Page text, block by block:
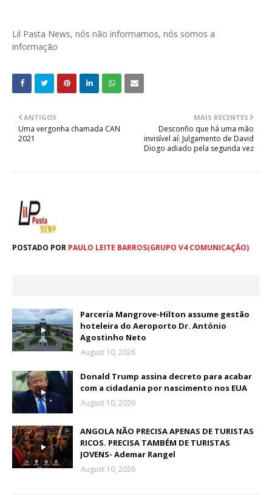
Lil Pasta News, nós não informamos, nós somos a
informação
MAIS RECENTES
Desconfio que há uma mão
invisível aí: Julgamento de David
Diogo adiado pela segunda vez
ANTIGOS
Uma vergonha chamada CAN
2021
POSTADO POR PAULO LEITE BARROS(GRUPO V4 COMUNICAÇÃO)
Parceria Mangrove-Hilton assume gestão
hoteleira do Aeroporto Dr. António
Agostinho Neto
August 10, 2026
Donald Trump assina decreto para acabar
com a cidadania por nascimento nos EUA
August 10, 2026
ANGOLA NÃO PRECISA APENAS DE TURISTAS
RICOS. PRECISA TAMBÉM DE TURISTAS
JOVENS- Ademar Rangel
August 10, 2026